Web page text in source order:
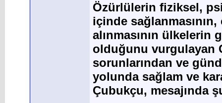
Özürlülerin fiziksel,
içinde
alınmasının
olduğunu vurgulayan
sorunlarından ve
yolunda sağlam ve
Çubukçu, mesajında